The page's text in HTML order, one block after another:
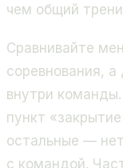
чем общий
Сравнивайте
соревнования,
внутри
пункт
остальные —
с командой.